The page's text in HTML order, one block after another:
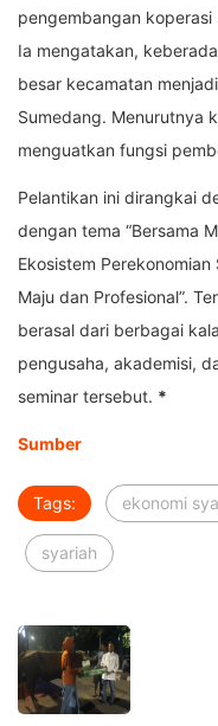
pengembangan
Ia mengatakan,
besar kecamatan
Sumedang. Menurutnya
menguatkan fungsi
Pelantikan ini dirangkai
dengan tema “Bersama
Ekosistem
Maju dan Profesional”.
berasal dari berbagai
pengusaha, akademisi,
seminar tersebut. *
Sumber
Tags: ekonomi
syariah